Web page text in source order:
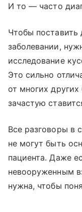
И то — часто
Чтобы поставить
заболевании,
исследование
Это сильно
от многих
зачастую
Все разговоры в
не могут быть
пациента. Даже
невооруженным
нужна, чтобы